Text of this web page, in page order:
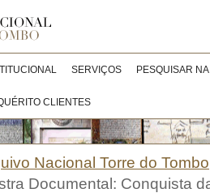
SERVIÇOS PESQUISAR
CLIENTES
Nacional Torre do Tombo
Documental: Conquista